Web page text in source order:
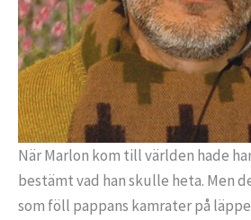
När Marlon kom till världen hade
bestämt vad han skulle heta. Men
som föll pappans kamrater på